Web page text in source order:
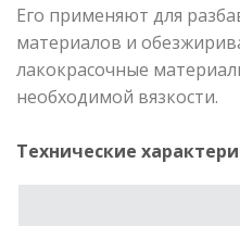
Его применяют для
материалов и
лакокрасочные
необходимой вязкости.
Технические